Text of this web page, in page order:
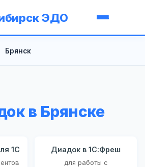
ЭДО
Брянск
в Брянске
1С Диадок в 1С:Фреш
для работы с